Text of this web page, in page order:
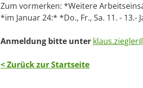
Zum vormerken: *Weitere
*im Januar 24:* *Do., Fr., Sa. 11. -
Anmeldung bitte unter
< Zurück zur Startseite